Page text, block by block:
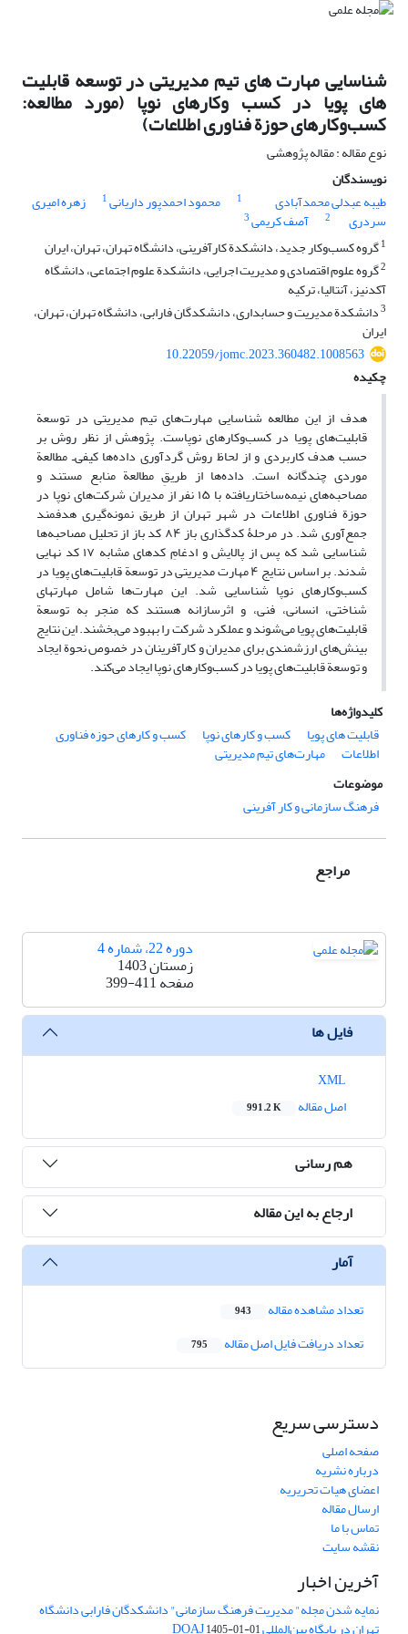
شناسایی مهارت های تیم مدیریتی در توسعه قابلیت
های پویا در کسب وکارهای نوپا (مورد مطالعه:
کسب‌وکارهای حوزة فناوری اطلاعات)
نوع مقاله : مقاله پژوهشی
نویسندگان
طیبه عبدلی محمدآبادی
1 محمود احمدپور داریانی1 زهره امیری
سردری 2 آصف کریمی3
1گروه کسب‌وکار جدید، دانشکدة کارآفرینی، دانشگاه تهران، تهران، ایران
2گروه علوم اقتصادی و مدیریت اجرایی، دانشکدة علوم اجتماعی، دانشگاه
آکدنیز، آنتالیا، ترکیه
3دانشکدة مدیریت و حسابداری، دانشکدگان فارابی، دانشگاه تهران، تهران،
ایران
10.22059/jomc.2023.360482.1008563
چکیده
هدف از این مطالعه شناسایی مهارت‌های تیم مدیریتی در توسعة
قابلیت‌های پویا در کسب‌وکارهای نوپاست. پژوهش از نظر روش بر
حسب هدف کاربردی و از لحاظ روش گردآوری داده‌ها کیفی‌ـ مطالعة
موردی چندگانه است. داده‌ها از طریقِ مطالعة منابع مستند و
مصاحبه‌های نیمه‌ساختاریافته با ۱۵ نفر از مدیران شرکت‌های نوپا در
حوزة فناوری اطلاعات در شهر تهران از طریق نمونه‌گیری هدفمند
جمع‌آوری شد. در مرحلۀ کدگذاری باز ۸۴ کد باز از تحلیل مصاحبه‌ها
شناسایی شد که پس از پالایش و ادغامِ کدهای مشابه ۱۷ کد نهایی
شدند. بر اساس نتایج ۴ مهارت مدیریتی در توسعة قابلیت‌های پویا در
کسب‌وکارهای نوپا شناسایی شد. این مهارت‌ها شامل مهارت‏های
شناختی، انسانی، فنی، و اثرسازانه هستند که منجر به توسعة
قابلیت‌های پویا می‌شوند و عملکرد شرکت را بهبود می‌بخشند. این نتایج
بینش‌های ارزشمندی برای مدیران و کارآفرینان در خصوص نحوة ایجاد
و توسعة قابلیت‌های پویا در کسب‌وکارهای نوپا ایجاد می‌کند.
کلیدواژه‌ها
قابلیت های پویا
کسب و کارهای نوپا کسب و کارهای حوزه فناوری
اطلاعات
مهارت‌های تیم مدیریتی
موضوعات
فرهنگ سازمانی و کار آفرینی
مراجع
دوره 22، شماره 4
زمستان 1403
صفحه399-411
فایل ها
اصل مقاله
991.2 K
هم رسانی
ارجاع به این مقاله
آمار
تعداد مشاهده مقاله 943
تعداد دریافت فایل اصل مقاله 795
دسترسی سریع
صفحه اصلی
درباره نشریه
اعضای هیات تحریریه
ارسال مقاله
تماس با ما
نقشه سایت
آخرین اخبار
نمایه شدن مجله" مدیریت فرهنگ سازمانی" دانشکدگان فارابی دانشگاه